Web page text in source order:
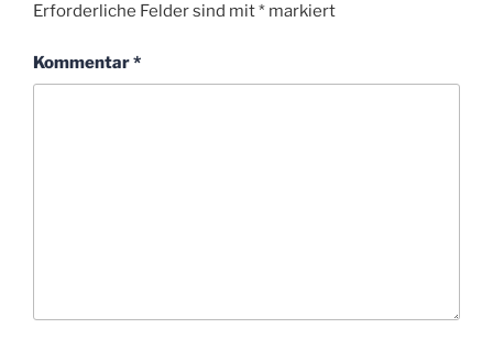
Erforderliche Felder sind mit* markiert
Kommentar*